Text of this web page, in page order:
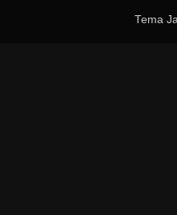
Tema